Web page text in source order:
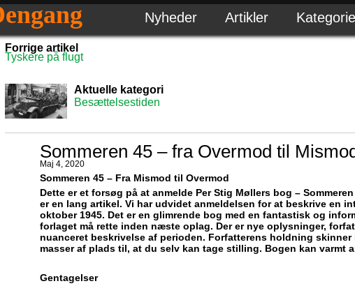
Nyheder Artikler
Forrige artikel
Tyskere på flugt
Aktuelle kategori
Besættelsestiden
Sommeren 45 – fra Overmod til
Maj 4, 2020
Sommeren 45 – Fra Mismod til Overmod
Dette er et forsøg på at anmelde Per Stig Møllers bog –
er en lang artikel. Vi har udvidet anmeldelsen for at beskrive en
oktober 1945. Det er en glimrende bog med en fantastisk og
forlaget må rette inden næste oplag. Der er nye oplysninger,
nuanceret beskrivelse af perioden. Forfatterens holdning
masser af plads til, at du selv kan tage stilling. Bogen kan varmt
Gentagelser